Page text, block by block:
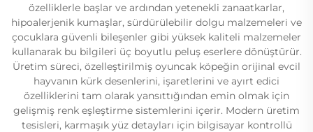
özelliklerle başlar ve ardından yetenekli zanaatkarlar,
hipoalerjenik kumaşlar, sürdürülebilir dolgu malzemeleri ve
çocuklara güvenli bileşenler gibi yüksek kaliteli malzemeler
kullanarak bu bilgileri üç boyutlu peluş eserlere dönüştürür.
Üretim süreci, özelleştirilmiş oyuncak köpeğin orijinal evcil
hayvanın kürk desenlerini, işaretlerini ve ayırt edici
özelliklerini tam olarak yansıttığından emin olmak için
gelişmiş renk eşleştirme sistemlerini içerir. Modern üretim
tesisleri, karmaşık yüz detayları için bilgisayar kontrollü